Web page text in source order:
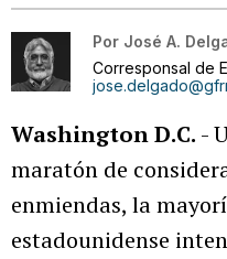
Por José A.
Corresponsal de
Washington D.C. -
maratón de
enmiendas, la
estadounidense